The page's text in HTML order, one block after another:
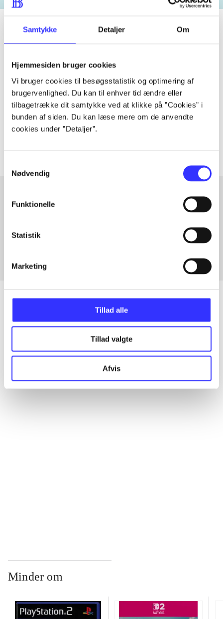
Samtykke Detaljer Om
Hjemmesiden bruger cookies
Vi bruger cookies til besøgsstatistik og optimering af
brugervenlighed. Du kan til enhver tid ændre eller
tilbagetrække dit samtykke ved at klikke på ”Cookies” i
bunden af siden. Du kan læse mere om de anvendte
cookies under ”Detaljer”.
Nødvendig
Funktionelle
Statistik
Marketing
Tillad alle
Tillad valgte
Afvis
Artiklen er en del af
lorem ipsum dolor sit amet ...
Tidsskrift
Artiklerne ihandler ofte om
Fra
Artikler
Alle registrerede artikler fordelt på udgivelser
Minder om